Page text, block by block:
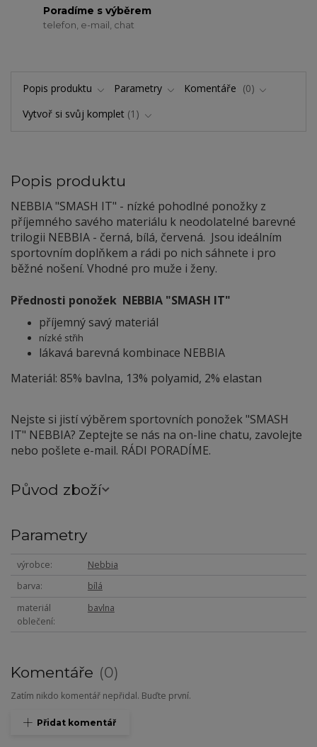
Poradíme s výběrem
telefon, e-mail, chat
Popis produktu Parametry Komentáře
0
Vytvoř si svůj komplet 1
Popis produktu
NEBBIA"SMASH IT" - nízké pohodlné ponožky z
příjemného savého materiálu k neodolatelné barevné
trilogii NEBBIA - černá, bílá, červená. Jsou ideálním
sportovním doplňkem a rádi po nich sáhnete i pro
běžné nošení. Vhodné pro muže i ženy.
Přednosti ponožek NEBBIA "SMASH IT"
příjemný savý materiál
nízké střih
lákavá barevná kombinace NEBBIA
Materiál: 85% bavlna, 13% polyamid, 2% elastan
Nejste si jistí výběrem sportovních ponožek"SMASH
IT" NEBBIA? Zeptejte se nás na on-line chatu, zavolejte
nebo pošlete e-mail. RÁDI PORADÍME.
Původ zboží
Parametry
výrobce
Nebbia
barva
bílá
materiál
oblečení
bavlna
Komentáře 0
Zatím nikdo komentář nepřidal. Buďte první.
Přidat komentář